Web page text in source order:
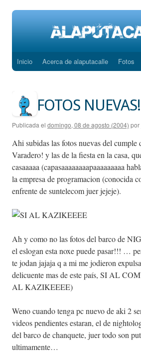
Saltar
contenido
Inicio Acerca de alaputacalle Fotos
FOTOS
Publicada el domingo, 08 de agosto (2004) por
Ahi subidas las fotos nuevas del cumple
Varadero! y las de la fiesta en la casa,
casaaaaa (capasaaaaaaaapaaaaaaaaa
la empresa de programacion (conocida
enfrente de suntelecom juer jejeje).
Ah y como no las fotos del barco de
el eslogan esta noxe puede pasar!!! …
te jodan jajaja q a mi me jodieron
delicuente mas de este país, SI AL
AL KAZIKEEEE)
Weno cuando tenga pc nuevo de aki 2
videos pendientes estaran, el de
del barco de chanquete, juer todo son
ultimamente…